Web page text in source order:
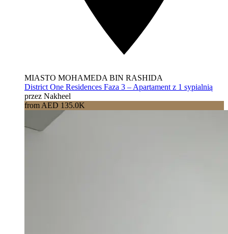
MIASTO MOHAMEDA BIN RASHIDA
District One Residences Faza 3 – Apartament z 1 sypialnią
przez Nakheel
from AED 135.0K